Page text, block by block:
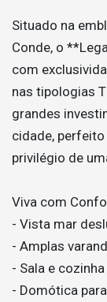
Situado na
Conde, o
com
nas tipologias
grandes
cidade,
privilégio de
Viva com
- Vista mar
- Amplas
- Sala e
- Domótica